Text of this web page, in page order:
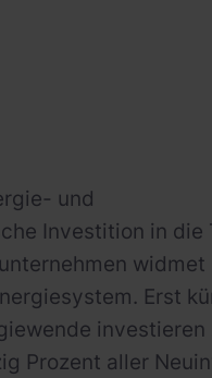
und
Investition in die
Erst
investieren
Prozent aller